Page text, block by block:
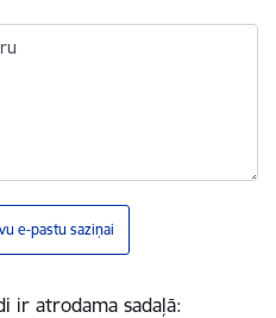
e-pastu saziņai
ir atrodama sadaļā: